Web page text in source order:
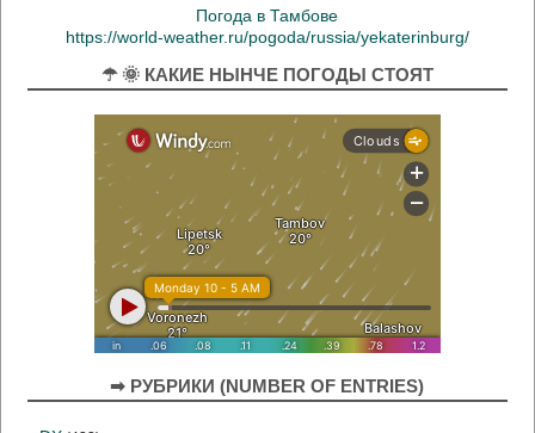
Погода в Тамбове
https://world-weather.ru/pogoda/russia/yekaterinburg/
☂ 🌞 КАКИЕ НЫНЧЕ ПОГОДЫ СТОЯТ
➡ РУБРИКИ (NUMBER OF ENTRIES)